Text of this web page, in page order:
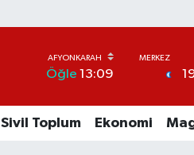
Öğle 13:09
Sivil Toplum Ekonomi